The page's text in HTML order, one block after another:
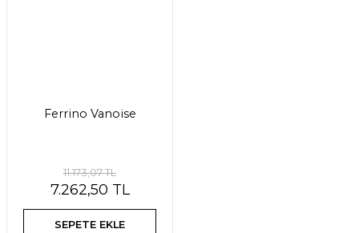
Ferrino Vanoise
11.173,07 TL
7.262,50 TL
SEPETE EKLE